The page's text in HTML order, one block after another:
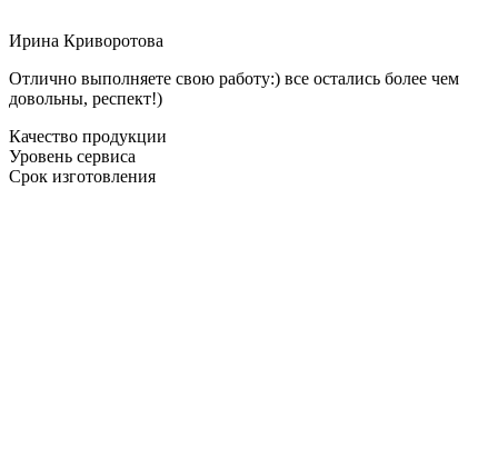
Ирина Криворотова
Отлично выполняете свою работу:) все остались более чем
довольны, респект!)
Качество продукции
Уровень сервиса
Срок изготовления